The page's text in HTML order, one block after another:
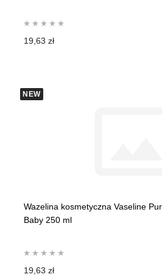
19,63 zł
NEW
Wazelina kosmetyczna Vaseline
Baby 250 ml
19,63 zł